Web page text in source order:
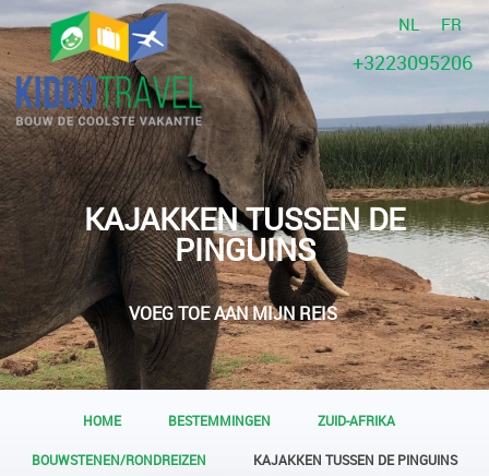
NL FR
+3223095206
KAJAKKEN TUSSEN DE
PINGUINS
VOEG TOE AAN MIJN REIS
HOME BESTEMMINGEN ZUID-AFRIKA
BOUWSTENEN/RONDREIZEN KAJAKKEN TUSSEN DE PINGUINS